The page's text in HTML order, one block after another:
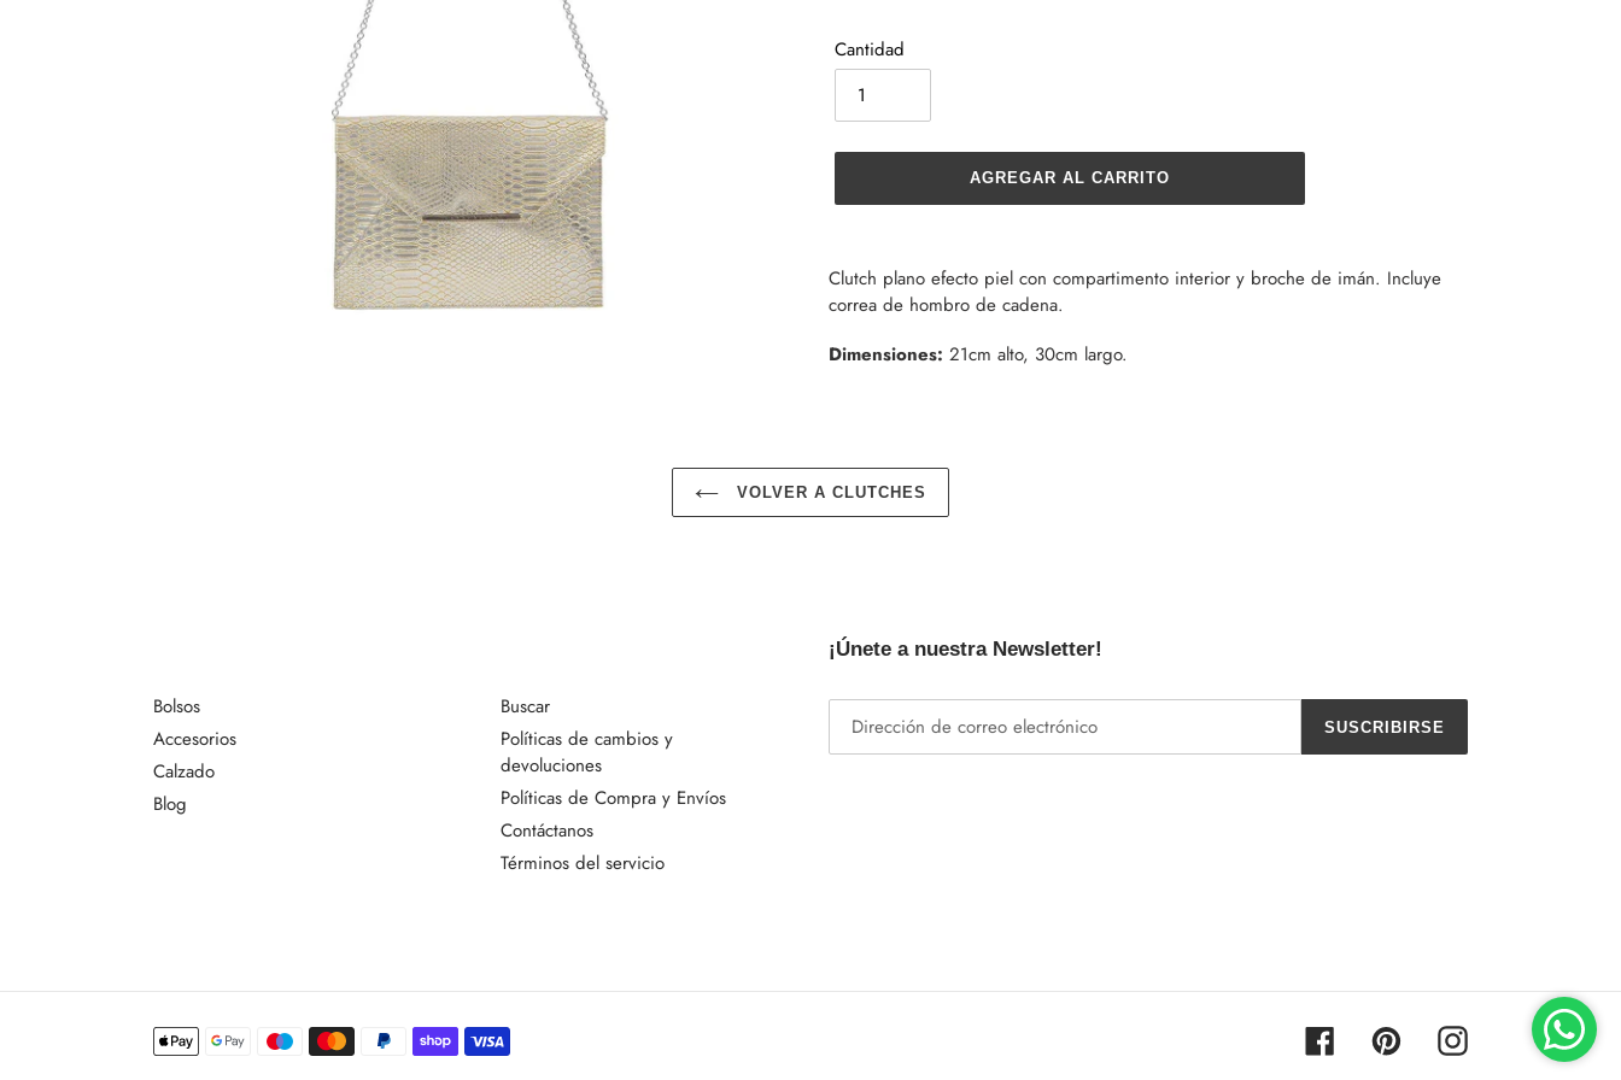
Cantidad
AGREGAR AL CARRITO
el
producto
tu
Clutch plano efecto piel con compartimento interior y broche de imán. Incluye
correa de hombro de cadena.
Dimensiones: 21cm alto, 30cm largo.
VOLVER A CLUTCHES
Bolsos
Accesorios
Calzado
Blog
Buscar
Políticas de cambios y
devoluciones
Políticas de Compra y Envíos
Contáctanos
Términos del servicio
¡Únete a nuestra Newsletter!
SUSCRIBIRSE
Métodos
de
FacebookPinterestInstagram